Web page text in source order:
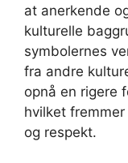
at anerkende
kulturelle
symbolernes
fra andre
opnå en rigere
hvilket
og respekt.